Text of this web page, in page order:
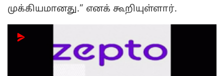
முக்கியமானது.” எனக் கூறியுள்ளார்.